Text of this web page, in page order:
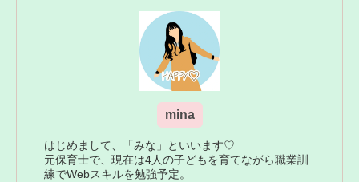
mina
はじめまして、「みな」といいます♡
元保育士で、現在は4人の子どもを育てながら職業訓
練でWebスキルを勉強予定。